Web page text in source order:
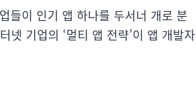
들이 인기 앱 하나를 두서너 개로 분
기업의 ‘멀티 앱 전략’이 앱 개발자